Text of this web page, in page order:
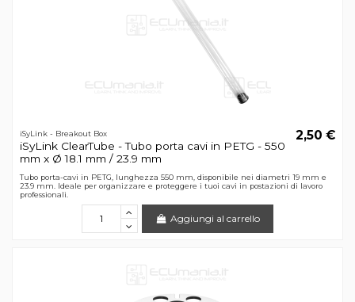
iSyLink - Breakout Box
iSyLink ClearTube - Tubo porta cavi in PETG - 550
mm x Ø 18.1 mm / 23.9 mm
2,50 €
Tubo porta-cavi in PETG, lunghezza 550 mm, disponibile nei diametri 19 mm e
23.9 mm. Ideale per organizzare e proteggere i tuoi cavi in postazioni di lavoro
professionali.
Aggiungi al carrello